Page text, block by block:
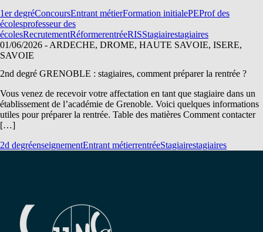
1er degréConcoursEntrant métierFormation initialePEProf des
écolesprofesseur des
écolesRecrutementRéformerentréeRISStagiairestagiaires
01/06/2026 - ARDECHE, DROME, HAUTE SAVOIE, ISERE,
SAVOIE
2nd degré GRENOBLE : stagiaires, comment préparer la rentrée ?
Vous venez de recevoir votre affectation en tant que stagiaire dans un
établissement de l’académie de Grenoble. Voici quelques informations
utiles pour préparer la rentrée. Table des matières Comment contacter
[…]
2d degréenseignementEntrant métierrentréeStagiairestagiaires